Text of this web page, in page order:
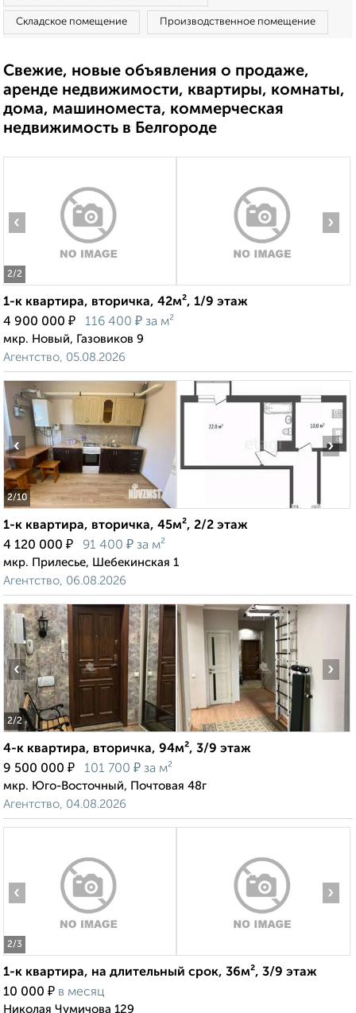
Складское помещение Производственное помещение
Свежие, новые объявления о продаже,
аренде недвижимости, квартиры, комнаты,
дома, машиноместа, коммерческая
недвижимость в Белгороде
2/2
‹ ›
1-к квартира, вторичка, 42м², 1/9 этаж
4 900 000 ₽ 116 400 ₽ за м²
мкр. Новый, Газовиков 9
Агентство, 05.08.2026
2/10
‹ ›
1-к квартира, вторичка, 45м², 2/2 этаж
4 120 000 ₽ 91 400 ₽ за м²
мкр. Прилесье, Шебекинская 1
Агентство, 06.08.2026
2/2
‹ ›
4-к квартира, вторичка, 94м², 3/9 этаж
9 500 000 ₽ 101 700 ₽ за м²
мкр. Юго-Восточный, Почтовая 48г
Агентство, 04.08.2026
2/3
‹ ›
1-к квартира, на длительный срок, 36м², 3/9 этаж
10 000 ₽ в месяц
Николая Чумичова 129